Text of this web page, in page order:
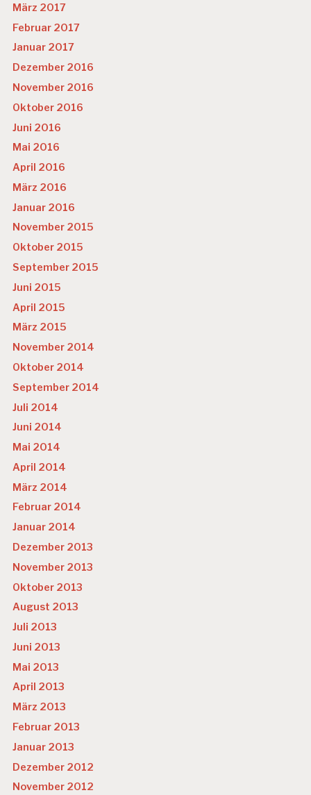
März 2017
Februar 2017
Januar 2017
Dezember 2016
November 2016
Oktober 2016
Juni 2016
Mai 2016
April 2016
März 2016
Januar 2016
November 2015
Oktober 2015
September 2015
Juni 2015
April 2015
März 2015
November 2014
Oktober 2014
September 2014
Juli 2014
Juni 2014
Mai 2014
April 2014
März 2014
Februar 2014
Januar 2014
Dezember 2013
November 2013
Oktober 2013
August 2013
Juli 2013
Juni 2013
Mai 2013
April 2013
März 2013
Februar 2013
Januar 2013
Dezember 2012
November 2012